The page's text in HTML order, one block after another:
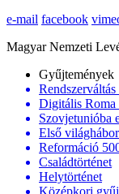
e-mail facebook
Magyar Nemzeti
Gyűjtemények
Digitális Roma
Szovjetunióba
Első
Reformáció
Családtörténet
Helytörténet